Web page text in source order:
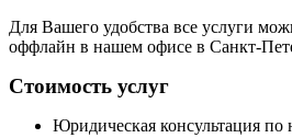
Для Вашего удобства все услуги
оффлайн в нашем офисе в Санкт-
Стоимость услуг
Юридическая консультация